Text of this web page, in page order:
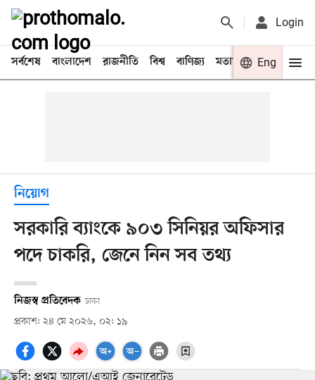
Login
সর্বশেষ বাংলাদেশ রাজনীতি বিশ্ব বাণিজ্য মতামত খেলা
Eng
নিয়োগ
সরকারি ব্যাংকে ৯০৩ সিনিয়র অফিসার
পদে চাকরি, জেনে নিন সব তথ্য
নিজস্ব প্রতিবেদক ঢাকা
প্রকাশ: ২৪ মে ২০২৬, ০২: ১৯